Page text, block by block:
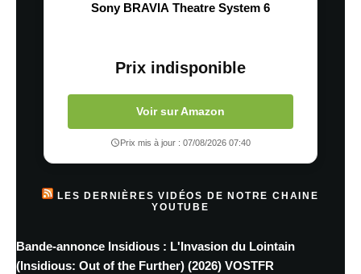
Sony BRAVIA Theatre System 6
Prix indisponible
Voir sur Amazon
Prix mis à jour : 07/08/2026 07:40
LES DERNIÈRES VIDÉOS DE NOTRE CHAINE
YOUTUBE
Bande-annonce Insidious : L'Invasion du Lointain
(Insidious: Out of the Further) (2026) VOSTFR